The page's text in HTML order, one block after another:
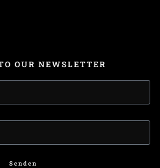
OUR NEWSLETTER
Senden